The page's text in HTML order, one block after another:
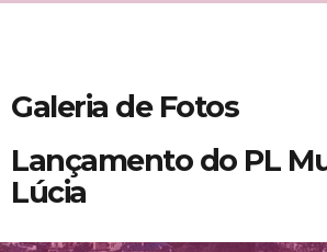
Galeria de Fotos
Lançamento do PL
Lúcia